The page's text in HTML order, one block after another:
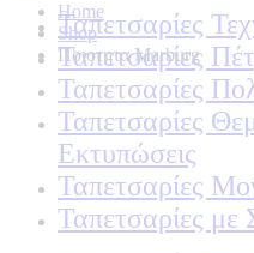
Home
Shop
Ποιοτητα Marburg
Ταπετσαρίες
Ταπετσαρίες
Ταπετσαρίες
Ταπετσαρίες
Εκτυπώσεις
Ταπετσαρίες
Ταπετσαρίες με